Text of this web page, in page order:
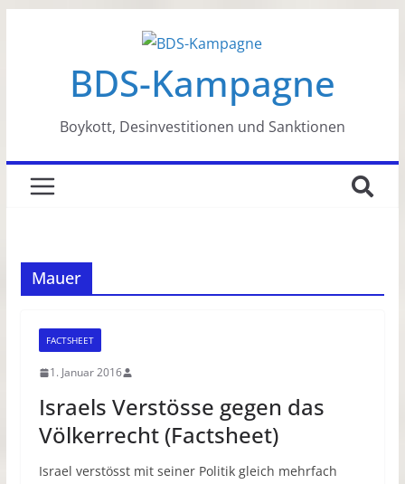
BDS-Kampagne
Boykott, Desinvestitionen und Sanktionen
Mauer
FACTSHEET
1. Januar 2016
Israels Verstösse gegen das
Völkerrecht (Factsheet)
Israel verstösst mit seiner Politik gleich mehrfach